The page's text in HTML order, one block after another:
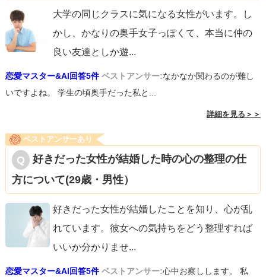
大学の同じクラスに気になる女性がいます。し
かし、かなりの奥手女子っぽくて、本当に仲の
良い友達としか遊...
恋愛マスター&AI回答5件 ベストアンサー:なかなか関わるのが難し
いですよね。 学生の頃奥手だった私と...
詳細を見る＞＞
ベストアンサーあり
好きだった女性が結婚した時の心の整理の仕
方について(29歳・男性）
好きだった女性が結婚したことを知り、心が乱
れています。彼女への気持ちをどう整理すれば
いいか分かりませ...
恋愛マスター&AI回答5件 ベストアンサー:心中お察しします。 私